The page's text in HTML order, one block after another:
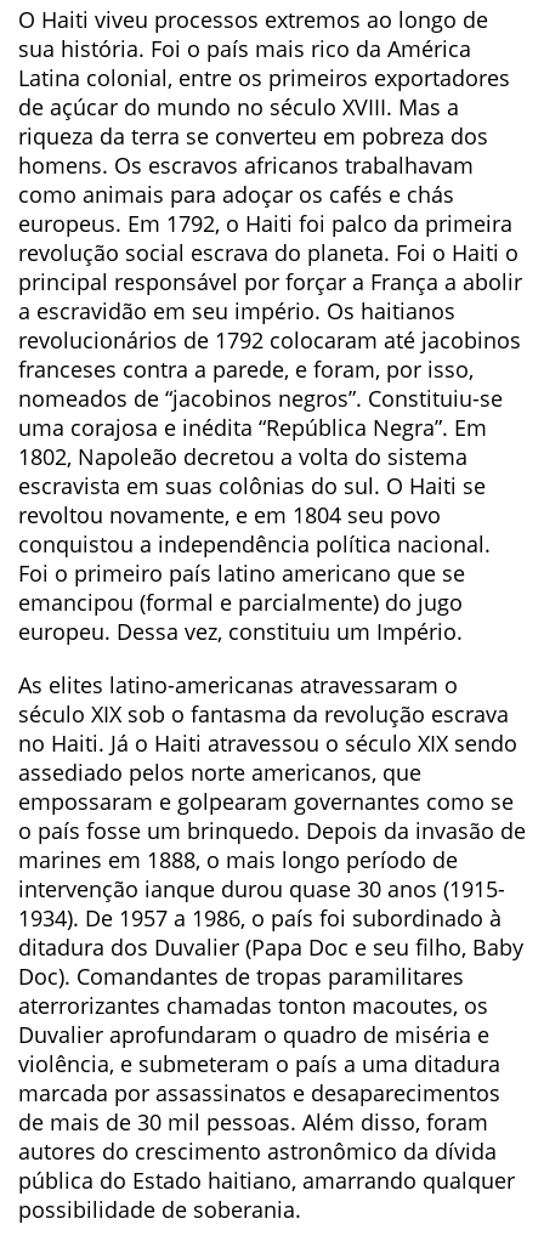
O Haiti viveu processos extremos ao longo de
sua história. Foi o país mais rico da América
Latina colonial, entre os primeiros exportadores
de açúcar do mundo no século XVIII. Mas a
riqueza da terra se converteu em pobreza dos
homens. Os escravos africanos trabalhavam
como animais para adoçar os cafés e chás
europeus. Em 1792, o Haiti foi palco da primeira
revolução social escrava do planeta. Foi o Haiti o
principal responsável por forçar a França a abolir
a escravidão em seu império. Os haitianos
revolucionários de 1792 colocaram até jacobinos
franceses contra a parede, e foram, por isso,
nomeados de “jacobinos negros”. Constituiu-se
uma corajosa e inédita “República Negra”. Em
1802, Napoleão decretou a volta do sistema
escravista em suas colônias do sul. O Haiti se
revoltou novamente, e em 1804 seu povo
conquistou a independência política nacional.
Foi o primeiro país latino americano que se
emancipou (formal e parcialmente) do jugo
europeu. Dessa vez, constituiu um Império.
As elites latino-americanas atravessaram o
século XIX sob o fantasma da revolução escrava
no Haiti. Já o Haiti atravessou o século XIX sendo
assediado pelos norte americanos, que
empossaram e golpearam governantes como se
o país fosse um brinquedo. Depois da invasão de
marines em 1888, o mais longo período de
intervenção ianque durou quase 30 anos (1915-
1934). De 1957 a 1986, o país foi subordinado à
ditadura dos Duvalier (Papa Doc e seu filho, Baby
Doc). Comandantes de tropas paramilitares
aterrorizantes chamadas tonton macoutes, os
Duvalier aprofundaram o quadro de miséria e
violência, e submeteram o país a uma ditadura
marcada por assassinatos e desaparecimentos
de mais de 30 mil pessoas. Além disso, foram
autores do crescimento astronômico da dívida
pública do Estado haitiano, amarrando qualquer
possibilidade de soberania.